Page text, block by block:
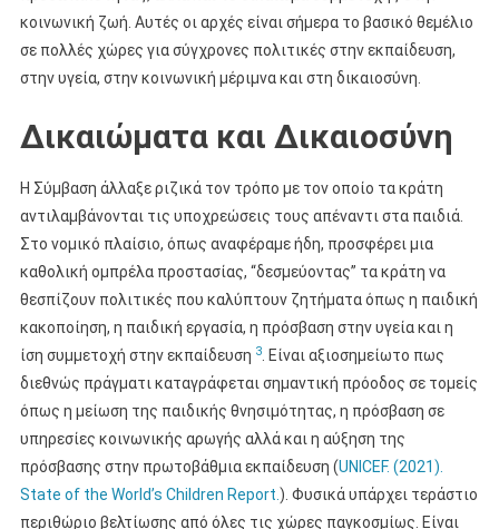
κοινωνική ζωή. Αυτές οι αρχές είναι σήμερα το βασικό θεμέλιο
σε πολλές χώρες για σύγχρονες πολιτικές στην εκπαίδευση,
στην υγεία, στην κοινωνική μέριμνα και στη δικαιοσύνη.
Δικαιώματα και Δικαιοσύνη
Η Σύμβαση άλλαξε ριζικά τον τρόπο με τον οποίο τα κράτη
αντιλαμβάνονται τις υποχρεώσεις τους απέναντι στα παιδιά.
Στο νομικό πλαίσιο, όπως αναφέραμε ήδη, προσφέρει μια
καθολική ομπρέλα προστασίας, “δεσμεύοντας” τα κράτη να
θεσπίζουν πολιτικές που καλύπτουν ζητήματα όπως η παιδική
κακοποίηση, η παιδική εργασία, η πρόσβαση στην υγεία και η
ίση συμμετοχή στην εκπαίδευση 3. Είναι αξιοσημείωτο πως
διεθνώς πράγματι καταγράφεται σημαντική πρόοδος σε τομείς
όπως η μείωση της παιδικής θνησιμότητας, η πρόσβαση σε
υπηρεσίες κοινωνικής αρωγής αλλά και η αύξηση της
πρόσβασης στην πρωτοβάθμια εκπαίδευση (UNICEF. (2021).
State of the World’s Children Report. ). Φυσικά υπάρχει τεράστιο
περιθώριο βελτίωσης από όλες τις χώρες παγκοσμίως. Είναι